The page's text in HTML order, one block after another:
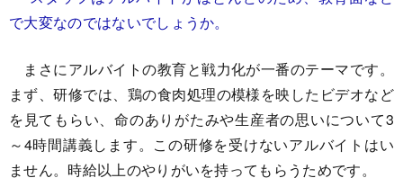
で大変なのではないでしょうか。
まさにアルバイトの教育と戦力化が一番のテーマです。
まず、研修では、鶏の食肉処理の模様を映したビデオなど
を見てもらい、命のありがたみや生産者の思いについて3
～4時間講義します。この研修を受けないアルバイトはい
ません。時給以上のやりがいを持ってもらうためです。